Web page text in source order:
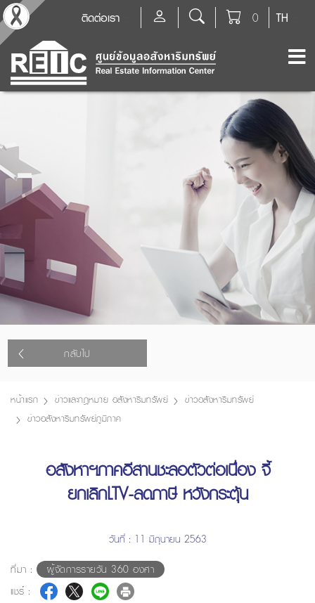
TH
0
ติดต่อเรา
กลับไป
หน้าแรก ข่าวและกฎหมาย อสังหาริมทรัพย์
ข่าวอสังหาริมทรัพย์
ข่าวอสังหาริมทรัพย์ภูมิภาค
อสังหาฯภาคอีสานชะลอตัวต่อเนื่อง จี้
ยกเลิกLTV-ลดภาษี หวังกระตุ้น
วันที่ : 11 มิถุนายน 2563
ที่มา :
ผู้จัดการรายวัน 360 องศา
แชร์ :